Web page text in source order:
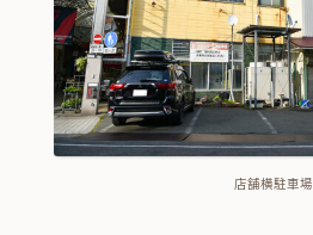
店舗横駐車場